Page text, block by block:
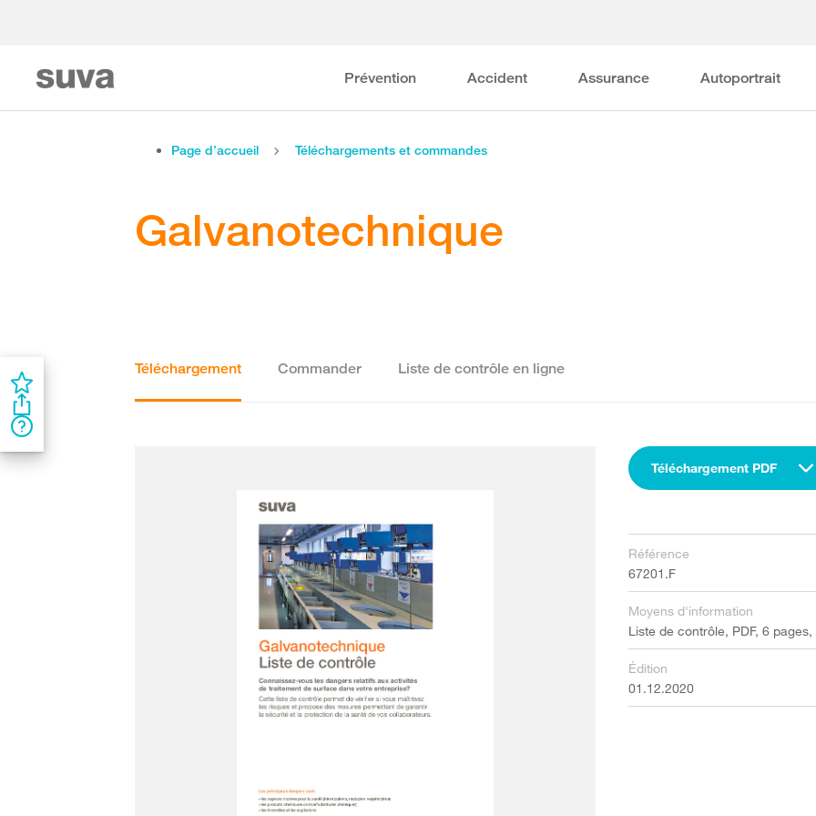
Prévention Accident Assurance Autoportrait
Page d’accueil Téléchargements et commandes
Galvanotechnique
Téléchargement Commander Liste de contrôle en ligne
Téléchargement PDF
Référence
67201.F
Moyens d'information
Liste de contrôle, PDF, 6 pages,
Édition
01.12.2020